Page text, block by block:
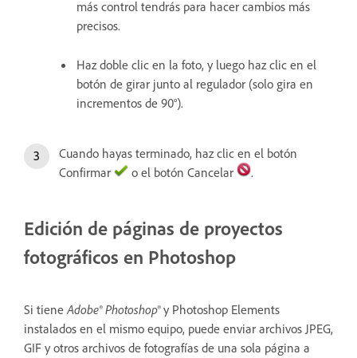
más control tendrás para hacer cambios más
precisos.
Haz doble clic en la foto, y luego haz clic en el
botón de girar junto al regulador (solo gira en
incrementos de 90°).
Cuando hayas terminado, haz clic en el botón
Confirmar
o el botón Cancelar .
Edición de páginas de proyectos
fotográficos en Photoshop
Si tieneAdobe® Photoshop®y Photoshop Elements
instalados en el mismo equipo, puede enviar archivos JPEG,
GIF y otros archivos de fotografías de una sola página a